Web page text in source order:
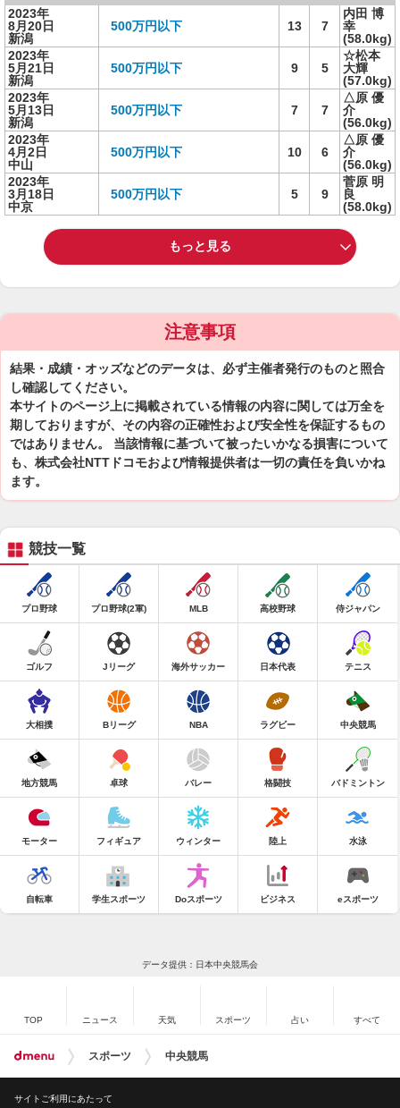
2023年
8月20日
新潟
500万円以下 13 7
内田 博
幸
(58.0kg)
2023年
5月21日
新潟
500万円以下 9 5
☆松本
大輝
(57.0kg)
2023年
5月13日
新潟
500万円以下 7 7
△原 優
介
(56.0kg)
2023年
4月2日
中山
500万円以下 10 6
△原 優
介
(56.0kg)
2023年
3月18日
中京
500万円以下 5 9
菅原 明
良
(58.0kg)
もっと見る
注意事項
結果・成績・オッズなどのデータは、必ず主催者発行のものと照合
し確認してください。
本サイトのページ上に掲載されている情報の内容に関しては万全を
期しておりますが、その内容の正確性および安全性を保証するもの
ではありません。 当該情報に基づいて被ったいかなる損害について
も、株式会社NTTドコモおよび情報提供者は一切の責任を負いかね
ます。
競技一覧
プロ野球 プロ野球(2軍) MLB 高校野球 侍ジャパン
ゴルフ Jリーグ 海外サッカー 日本代表 テニス
大相撲 Bリーグ NBA ラグビー 中央競馬
地方競馬 卓球 バレー 格闘技 バドミントン
モーター フィギュア ウィンター 陸上 水泳
自転車 学生スポーツ Doスポーツ ビジネス eスポーツ
データ提供：日本中央競馬会
TOP ニュース 天気 スポーツ 占い すべて
スポーツ 中央競馬
サイトご利用にあたって